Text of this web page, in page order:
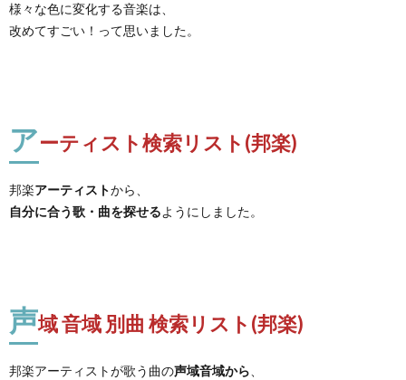
様々な色に変化する音楽は、
改めてすごい！って思いました。
アーティスト検索リスト(邦楽)
邦楽アーティストから、
自分に合う歌・曲を探せるようにしました。
声域 音域 別曲 検索リスト(邦楽)
邦楽アーティストが歌う曲の声域音域から